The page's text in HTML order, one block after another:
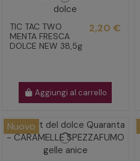
TIC TAC TWO
MENTA FRESCA
DOLCE NEW 38,5g
2,20 €
Aggiungi al carrello
Nuovo